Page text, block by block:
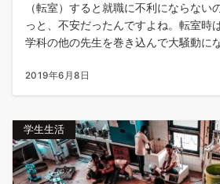
（転室）すると就職に不利にならない
っと、不安だったんですよね。転室時
学科の他の先生を巻き込んで大騒動に
2019年6月8日
学生生活